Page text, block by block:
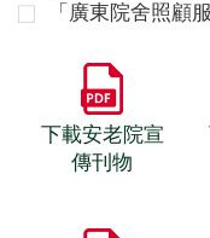
「廣東院舍照顧
下載安老院宣
傳刊物